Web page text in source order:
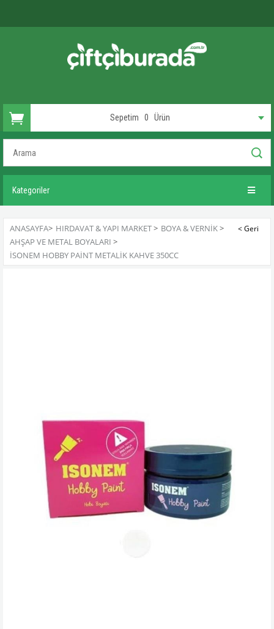
Sepetim 0 Ürün
Kategoriler
ANASAYFA> HIRDAVAT & YAPI MARKET> BOYA & VERNIK>
AHŞAP VE METAL BOYALARI >
İSONEM HOBBY PAINT METALIK KAHVE 350CC